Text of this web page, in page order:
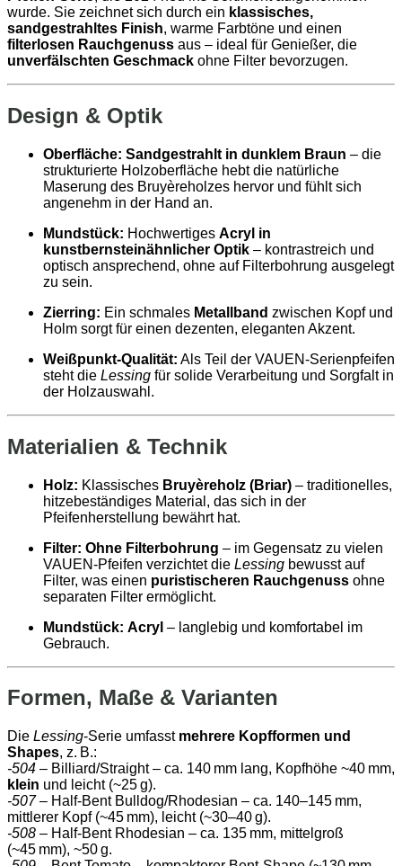
wurde. Sie zeichnet sich durch ein klassisches,
sandgestrahltes Finish, warme Farbtöne und einen
filterlosen Rauchgenuss aus – ideal für Genießer, die
unverfälschten Geschmack ohne Filter bevorzugen.
Design & Optik
Oberfläche: Sandgestrahlt in dunklem Braun – die
strukturierte Holzoberfläche hebt die natürliche
Maserung des Bruyèreholzes hervor und fühlt sich
angenehm in der Hand an.
Mundstück: Hochwertiges Acryl in
kunstbernsteinähnlicher Optik – kontrastreich und
optisch ansprechend, ohne auf Filterbohrung ausgelegt
zu sein.
Zierring: Ein schmales Metallband zwischen Kopf und
Holm sorgt für einen dezenten, eleganten Akzent.
Weißpunkt‑Qualität: Als Teil der VAUEN‑Serienpfeifen
steht die Lessing für solide Verarbeitung und Sorgfalt in
der Holzauswahl.
Materialien & Technik
Holz: Klassisches Bruyèreholz (Briar) – traditionelles,
hitzebeständiges Material, das sich in der
Pfeifenherstellung bewährt hat.
Filter: Ohne Filterbohrung – im Gegensatz zu vielen
VAUEN‑Pfeifen verzichtet die Lessing bewusst auf
Filter, was einen puristischeren Rauchgenuss ohne
separaten Filter ermöglicht.
Mundstück: Acryl – langlebig und komfortabel im
Gebrauch.
Formen, Maße & Varianten
Die Lessing‑Serie umfasst mehrere Kopfformen und
Shapes, z. B.:
-504 – Billiard/Straight – ca. 140 mm lang, Kopfhöhe ~40 mm,
klein und leicht (~25 g).
-507– Half‑Bent Bulldog/Rhodesian – ca. 140–145 mm,
mittlerer Kopf (~45 mm), leicht (~30–40 g).
-508 – Half‑Bent Rhodesian – ca. 135 mm, mittelgroß
(~45 mm), ~50 g.